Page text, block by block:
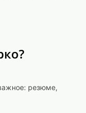
резюме,